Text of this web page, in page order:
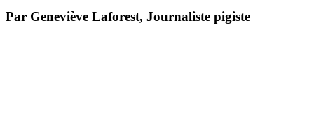
Par Geneviève Laforest, Journaliste pigiste